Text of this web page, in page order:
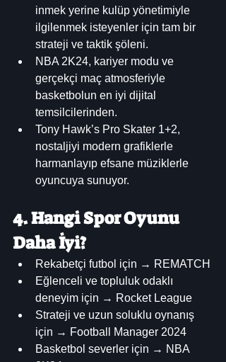
inmek yerine kulüp yönetimiyle
ilgilenmek isteyenler için tam bir
strateji ve taktik şöleni.
NBA 2K24, kariyer modu ve
gerçekçi maç atmosferiyle
basketbolun en iyi dijital
temsilcilerinden.
Tony Hawk’s Pro Skater 1+2,
nostaljiyi modern grafiklerle
harmanlayıp efsane müziklerle
oyuncuya sunuyor.
4. Hangi Spor Oyunu
Daha İyi?
Rekabetçi futbol için → REMATCH
Eğlenceli ve topluluk odaklı
deneyim için → Rocket League
Strateji ve uzun soluklu oynanış
için → Football Manager 2024
Basketbol severler için → NBA